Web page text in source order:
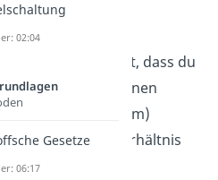
bereits erwähnt, dass du
NPN Transistor einen
(den Basisstrom)
kannst. Das Verhältnis
zu Input, also
02:04
Gesetze
06:17